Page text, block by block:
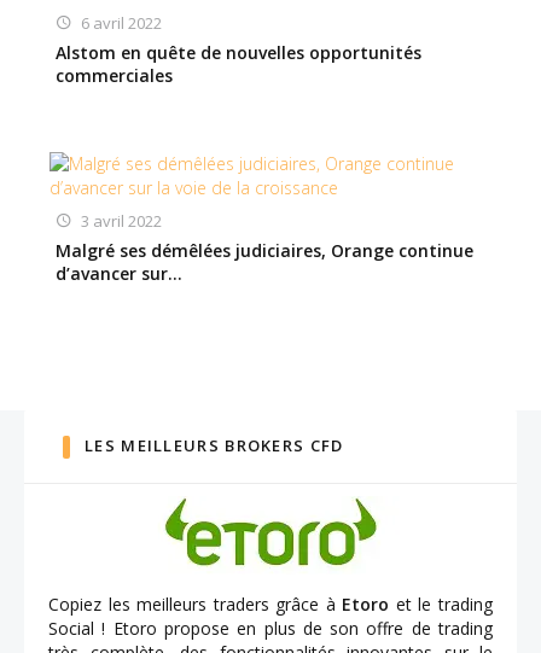
6 avril 2022
Alstom en quête de nouvelles opportunités
commerciales
3 avril 2022
Malgré ses démêlées judiciaires, Orange continue
d’avancer sur…
LES MEILLEURS BROKERS CFD
Copiez les meilleurs traders grâce à Etoro et le trading
Social ! Etoro propose en plus de son offre de trading